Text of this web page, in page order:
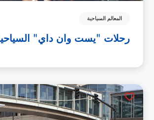
المعالم السياحية
رحلات "يست وان داي"